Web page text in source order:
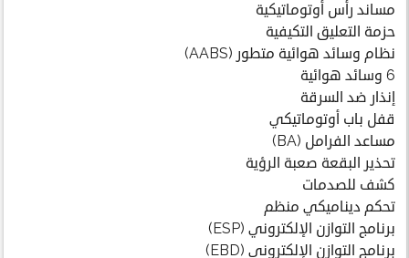
مساند رأس أوتوماتيكية
حزمة التعليق التكيفية
نظام وسائد هوائية متطور (AABS)
6 وسائد هوائية
إنذار ضد السرقة
قفل باب أوتوماتيكي
مساعد الفرامل (BA)
تحذير البقعة صعبة الرؤية
كشف للصدمات
تحكم ديناميكي منظم
برنامج التوازن الإلكتروني (ESP)
برنامج التوازن الإلكتروني (EBD)